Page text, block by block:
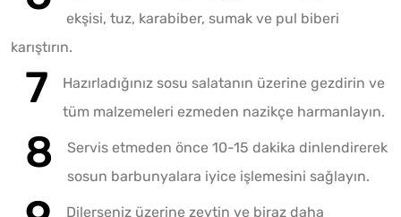
ekşisi, tuz, karabiber, sumak ve pul biberi
karıştırın.
Hazırladığınız sosu salatanın üzerine gezdirin ve
tüm malzemeleri ezmeden nazikçe harmanlayın.
Servis etmeden önce 10-15 dakika dinlendirerek
sosun barbunyalara iyice işlemesini sağlayın.
Dilerseniz üzerine zeytin ve biraz daha